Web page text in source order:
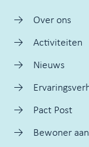
Over ons
Activiteiten
Nieuws
Pact Post
Bewoner